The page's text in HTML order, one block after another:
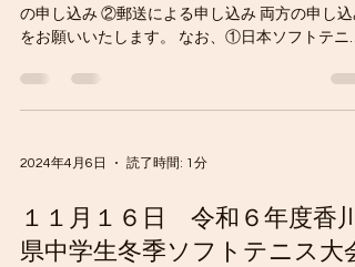
の申し込み ②郵送による申し込み 両方の申し込
をお願いいたします。 なお、①日本ソフトテニ
からの申し込み後、 「番手・プレーヤー登録」
必要となりますので...
2024年4月6日 読了時間: 1分
１１月１６日 令和６年度香川
県中学生冬季ソフトテニス大会